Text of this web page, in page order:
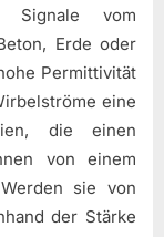
Signale vom
Erde oder
Permittivität
eine
die einen
von einem
sie von
der Stärke